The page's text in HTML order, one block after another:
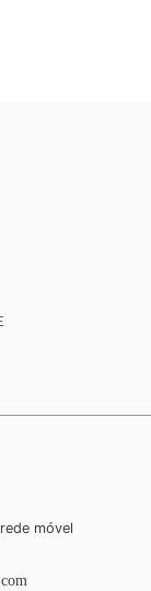
móvel